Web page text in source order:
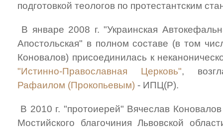
подготовкой теологов по протестантским
В январе 2008 г. "Украинская
Апостольская" в полном составе (в том
Коновалов) присоединилась к
"Истинно-Православная Церковь",
Рафаилом (Прокопьевым) - ИПЦ(Р).
В 2010 г. "протоиерей" Вячеслав
Мостийского благочиния Львовской